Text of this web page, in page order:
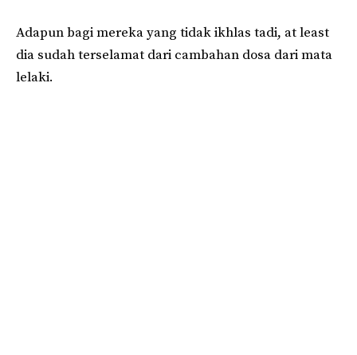
Adapun bagi mereka yang tidak ikhlas tadi, at least
dia sudah terselamat dari cambahan dosa dari mata
lelaki.